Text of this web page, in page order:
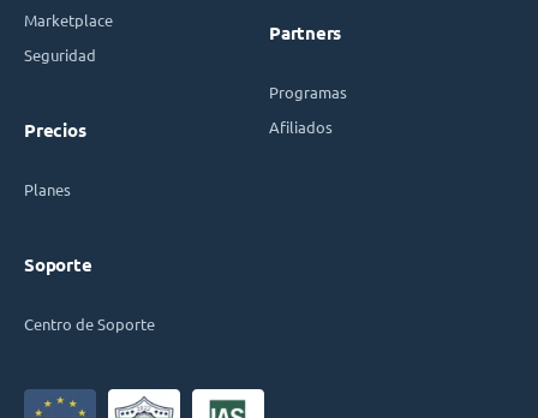
Marketplace
Seguridad
Precios
Planes
Soporte
Centro de Soporte
Partners
Programas
Afiliados